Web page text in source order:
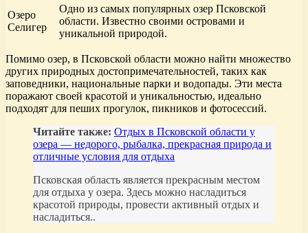
Озеро
Селигер
Одно из самых популярных озер Псковской
области. Известно своими островами и
уникальной природой.
Помимо озер, в Псковской области можно найти множество
других природных достопримечательностей, таких как
заповедники, национальные парки и водопады. Эти места
поражают своей красотой и уникальностью, идеально
подходят для пеших прогулок, пикников и фотосессий.
Читайте также: Отдых в Псковской области у
озера — недорого, рыбалка, прекрасная природа и
отличные условия для отдыха
Псковская область является прекрасным местом
для отдыха у озера. Здесь можно насладиться
красотой природы, провести активный отдых и
насладиться..